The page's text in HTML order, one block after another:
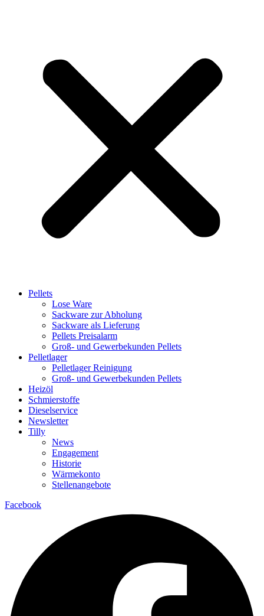
Pellets
Lose Ware
Sackware zur Abholung
Sackware als Lieferung
Pellets Preisalarm
Groß- und Gewerbekunden Pellets
Pelletlager
Pelletlager Reinigung
Groß- und Gewerbekunden Pellets
Heizöl
Schmierstoffe
Dieselservice
Newsletter
Tilly
News
Engagement
Historie
Wärmekonto
Stellenangebote
Facebook